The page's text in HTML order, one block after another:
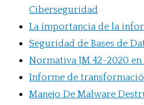
Ciberseguridad
La importancia de la
Seguridad de Bases de
Normativa JM 42-2020
Informe de
Manejo De Malware